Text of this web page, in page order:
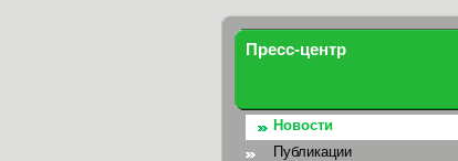
Пресс-центр
Новости
Публикации